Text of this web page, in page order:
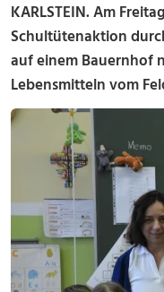
KARLSTEIN. Am
Schultütenaktion
auf einem Bauernhof
Lebensmitteln vom